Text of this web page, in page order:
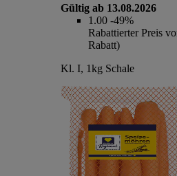
Gültig ab 13.08.2026
1.00 -49%
Rabattierter Preis
Rabatt)
Kl. I, 1kg Schale